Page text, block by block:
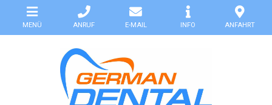
MENÜ ANRUF E-MAIL INFO ANFAHRT
LEISTUNGEN